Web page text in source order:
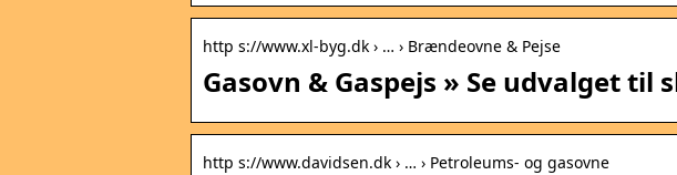
http s://www.xl-byg.dk › … › Brændeovne & Pejse
Gasovn & Gaspejs » Se udvalget til
http s://www.davidsen.dk › … › Petroleums- og gasovne